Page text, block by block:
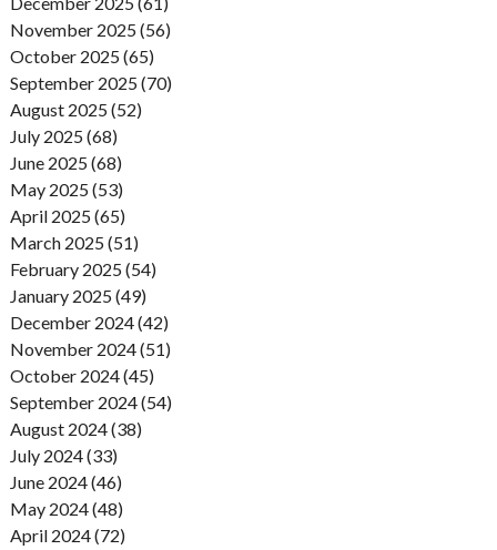
November 2025 (56)
October 2025 (65)
September 2025 (70)
August 2025 (52)
July 2025 (68)
June 2025 (68)
May 2025 (53)
April 2025 (65)
March 2025 (51)
February 2025 (54)
January 2025 (49)
December 2024 (42)
November 2024 (51)
October 2024 (45)
September 2024 (54)
August 2024 (38)
July 2024 (33)
June 2024 (46)
May 2024 (48)
April 2024 (72)